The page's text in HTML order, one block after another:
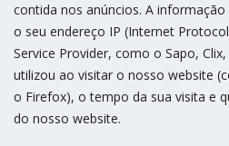
contida nos anúncios. A
o seu endereço IP (Internet
Service Provider, como o Sapo,
utilizou ao visitar o nosso website
o Firefox), o tempo da sua visita e
do nosso website.